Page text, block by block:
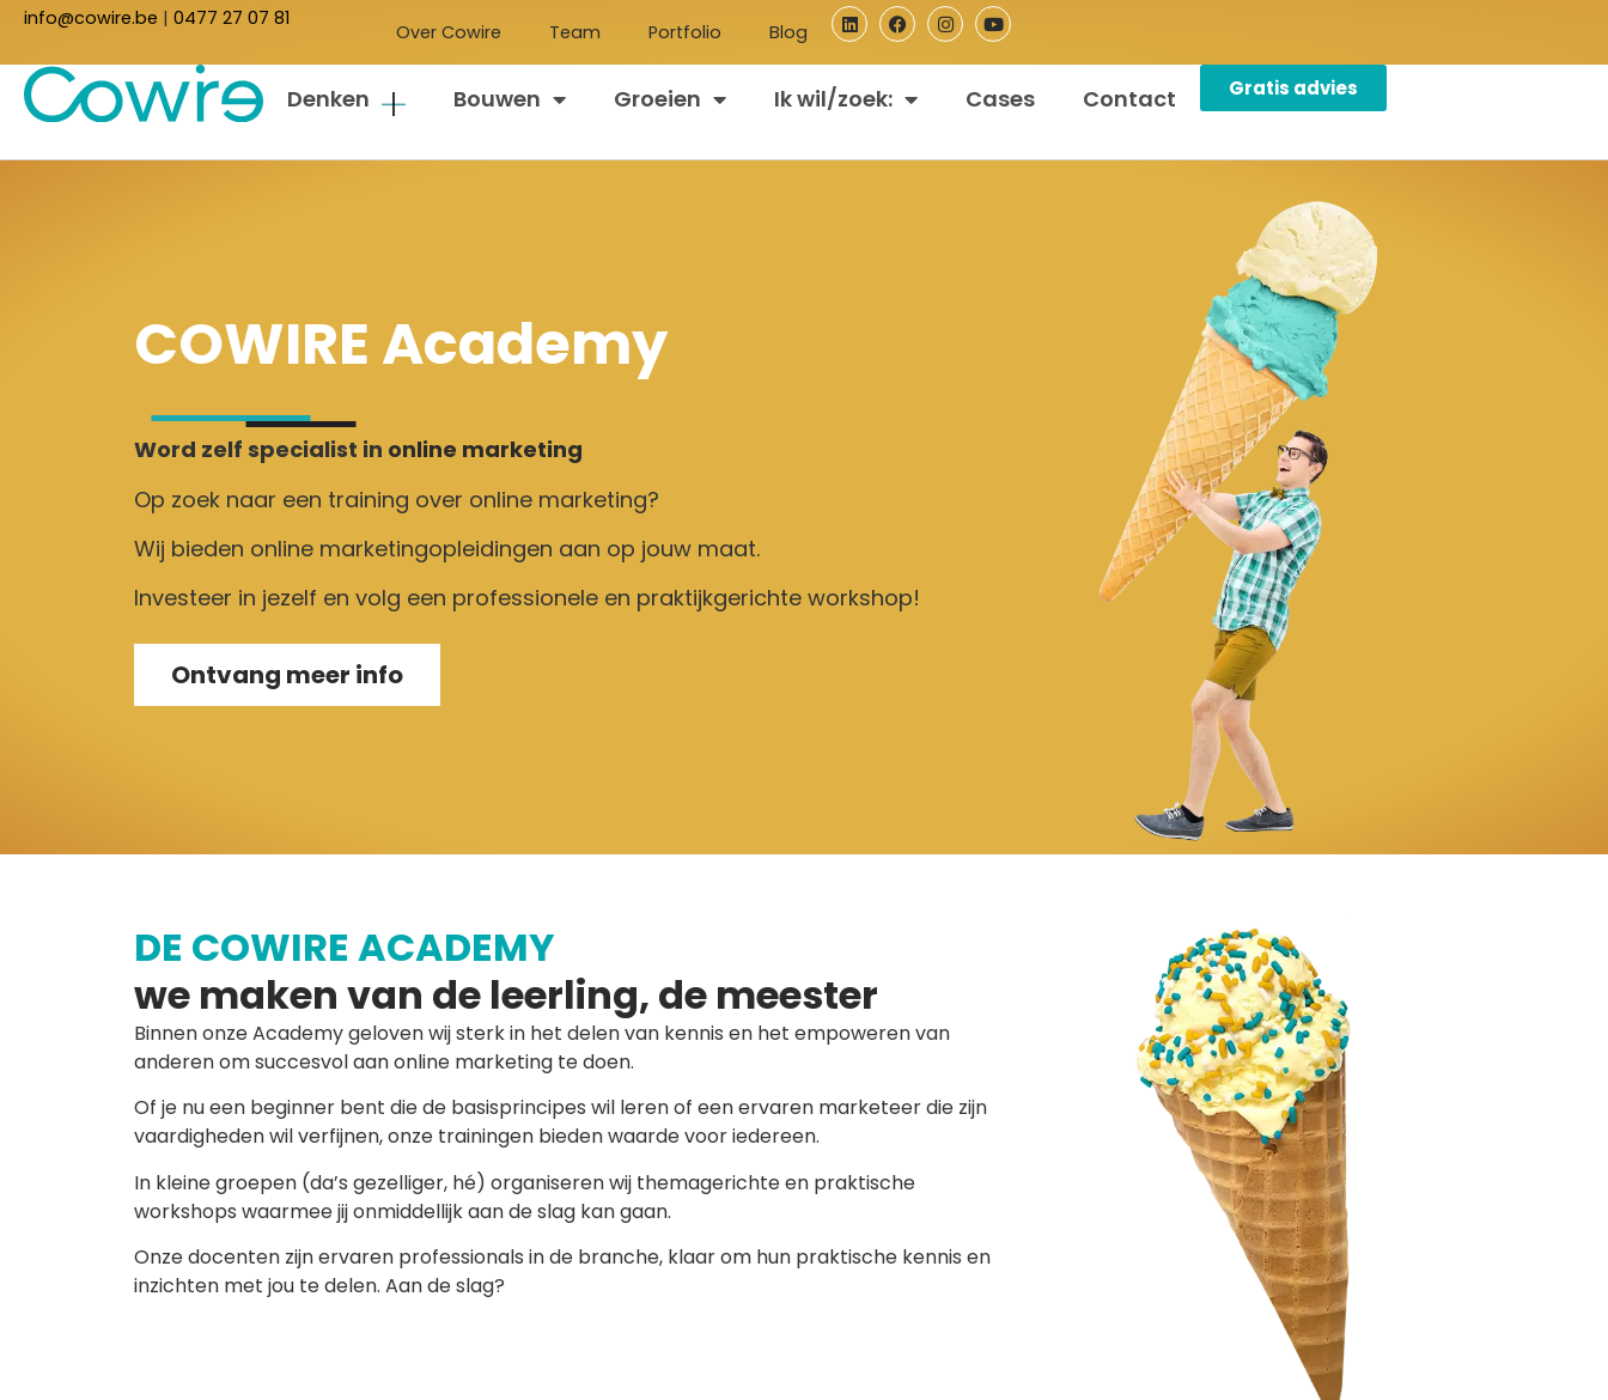
info@cowire.be | 0477 27 07 81
Over Cowire Team Portfolio Blog
Denken Bouwen Groeien Ik wil/zoek: Cases Contact Gratis advies
COWIRE Academy
Word zelf specialist in online marketing
Op zoek naar een training over online marketing?
Wij bieden online marketingopleidingen aan op jouw maat.
Investeer in jezelf en volg een professionele en praktijkgerichte workshop!
Ontvang meer info
DE COWIRE ACADEMY
we maken van de leerling, de meester
Binnen onze Academy geloven wij sterk in het delen van kennis en het empoweren van
anderen om succesvol aan online marketing te doen.
Of je nu een beginner bent die de basisprincipes wil leren of een ervaren marketeer die zijn
vaardigheden wil verfijnen, onze trainingen bieden waarde voor iedereen.
In kleine groepen (da’s gezelliger, hé) organiseren wij themagerichte en praktische
workshops waarmee jij onmiddellijk aan de slag kan gaan.
Onze docenten zijn ervaren professionals in de branche, klaar om hun praktische kennis en
inzichten met jou te delen. Aan de slag?